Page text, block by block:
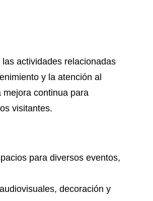
actividades relacionadas
y la atención al
mejora continua para
visitantes.
para diversos eventos,
decoración y